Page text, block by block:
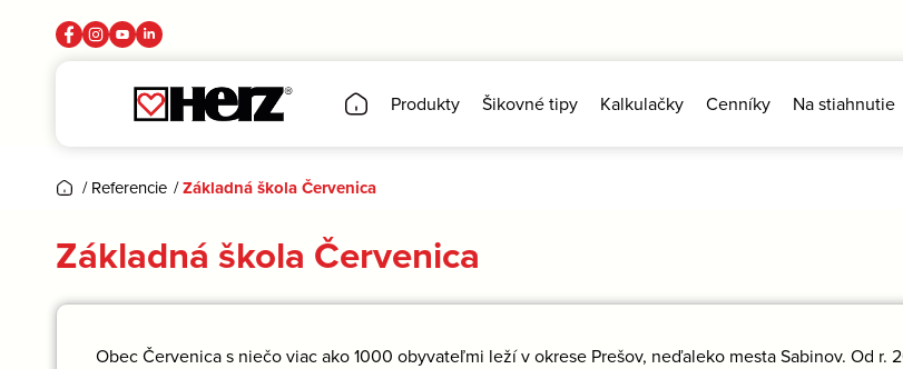
Produkty Šikovné tipy Kalkulačky Cenníky Na stiahnutie
/ Referencie /Základná škola Červenica
Základná škola Červenica
Obec Červenica s niečo viac ako 1000 obyvateľmi leží v okrese Prešov, neďaleko mesta Sabinov. Od